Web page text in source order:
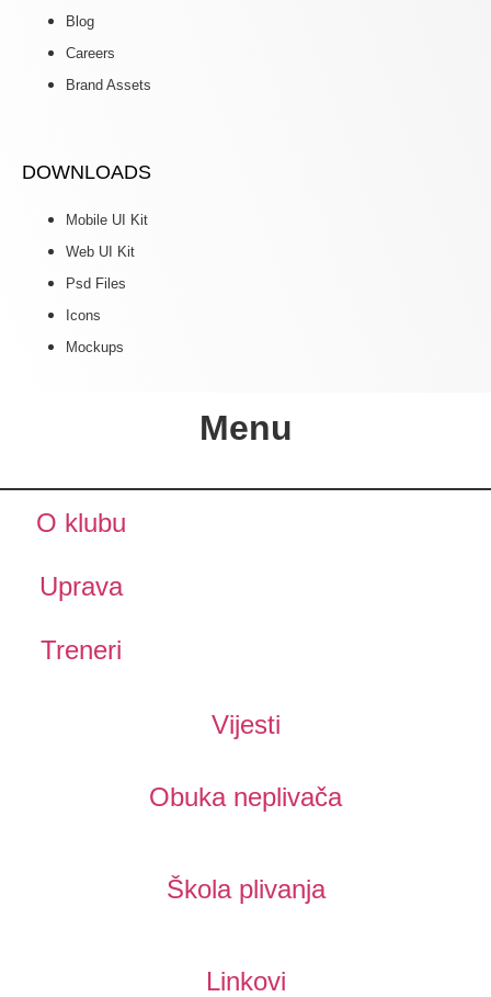
Blog
Careers
Brand Assets
DOWNLOADS
Mobile UI Kit
Web UI Kit
Psd Files
Icons
Mockups
Menu
O klubu
Uprava
Treneri
Vijesti
Obuka neplivača
Škola plivanja
Linkovi